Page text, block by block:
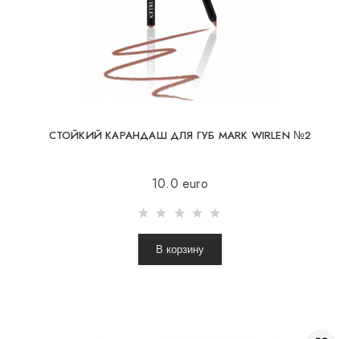
СТОЙКИЙ КАРАНДАШ ДЛЯ ГУБ MARK WIRLEN №2
10.0 euro
В корзину